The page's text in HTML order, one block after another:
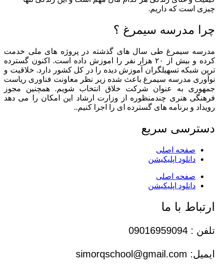
چیزی است که داریم.
چرا مدرسه سیمرغ ؟
مدرسه سیمرغ طی سال های گذشته در پروژه های ملی خدمت
کرده و بیش از ۲۰ هزار نفر را اموزش داده است. اکنون گسترده
ترین شبکه تسهیلگران آموزش دیده را در کل کشور دارد. خلاقیت و
نوآوری مدرسه سیمرغ باعث شده زیر نظر معاونت فناوری ریاست
جمهوری به عنوان شرکت خلاق انتخاب شویم. همچنین مجوز
فرهنگی هنری چندمنظوره از وزارت ارشاد این امکان را می دهد
رویداد و برنامه های گسترده ای را اجرا کنیم..
دسترسی سریع
صفحه اصلی
دانلود اپلیکیشن
صفحه اصلی
دانلود اپلیکیشن
ارتباط با ما
تلفن : 09016959094
ایمیل: simorqschool@gmail.com